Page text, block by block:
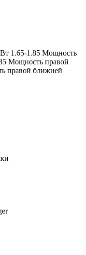
1.65-1.85 Мощность
Мощность правой
правой ближней